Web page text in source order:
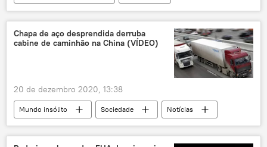
Notícias
Afeganistão
Talibã
Catar
Doha Kandahar
Chapa de aço desprendida derruba
cabine de caminhão na China (VÍDEO)
20 de dezembro 2020, 13:38
Mundo insólito Sociedade
Notícias
caminhão
acidente de carro
rodovia
chapa China